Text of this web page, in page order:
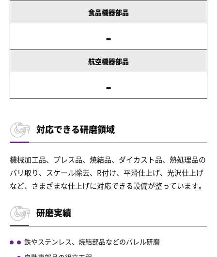
食品機器部品
-
航空機器部品
-
対応できる研磨領域
機械加工品、プレス品、焼結品、ダイカスト品、熱処理品の
バリ取り、スケール除去、R付け、平滑仕上げ、光沢仕上げ
など、さまざまな仕上げに対応できる設備が整っています。
研磨実績
鉄やステンレス、焼結部品などのバレル研磨